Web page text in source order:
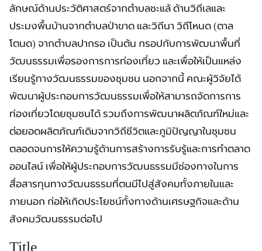
ลักษณ์ด้านประวัติศาสตร์จากตำบลชะแล้ ด้านวิถีเลและ
ประมงพื้นบ้านจากตำบลป่าขาด และวิถีนา วิถีโหนด (ตาล
โตนด) จากตำบลปากรอ เป็นต้น กรอปกับการพัฒนาพื้นที่
วัฒนธรรมเพื่อรองการการท่องเที่ยว และเพื่อให้เป็นแหล่ง
เรียนรู้ทางวัฒนธรรมของชุมชน นอกจากนี้ คณะผู้วิจัยได้
พัฒนาผู้ประกอบการวัฒนธรรมเพื่อให้สามารถจัดการการ
ท่องเที่ยวโดยชุมชนได้ รวมถึงการพัฒนาผลิตภัณฑ์ใหม่และ
ต่อยอดผลิตภัณฑ์เดิมจากวิถีชีวิตและภูมิปัญญาในชุมชน
ตลอดจนการให้ความรู้ด้านการสร้างการรับรู้และการทำตลาด
ออนไลน์ เพื่อให้ผู้ประกอบการวัฒนธรรมมีช่องทางในการ
สื่อสารทุนทางวัฒนธรรมที่ตนมีไปสู่สังคมทั้งภายในและ
ภายนอก ก่อให้เกิดประโยชน์ทั้งทางด้านเศรษฐกิจและด้าน
สังคมวัฒนธรรมต่อไป
Title